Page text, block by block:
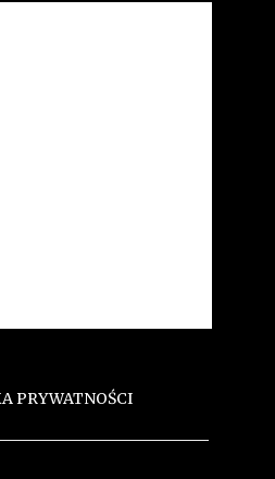
PRYWATNOŚCI